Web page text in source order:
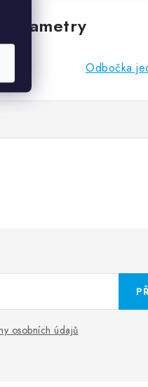
Odbočka
osobních údajů